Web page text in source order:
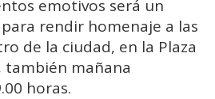
emotivos será un
rendir homenaje a las
de la ciudad, en la Plaza
también mañana
horas.